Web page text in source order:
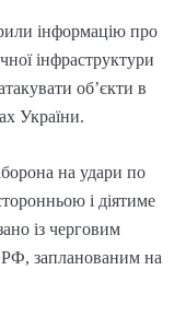
інформацію про
інфраструктури
об’єкти в
України.
на удари по
і діятиме
із черговим
РФ, запланованим на